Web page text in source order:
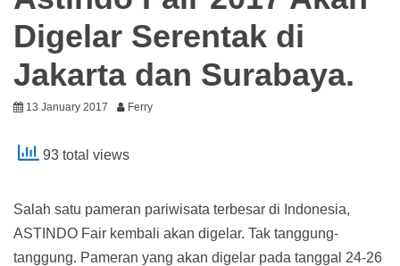
Digelar Serentak di
Jakarta dan Surabaya.
13 January 2017 Ferry
93 total views
Salah satu pameran pariwisata terbesar di Indonesia,
ASTINDO Fair kembali akan digelar. Tak tanggung-
tanggung. Pameran yang akan digelar pada tanggal 24-26